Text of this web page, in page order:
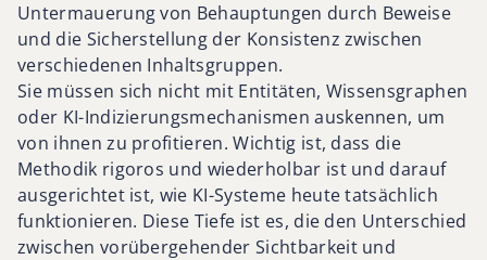
Untermauerung von Behauptungen durch Beweise
und die Sicherstellung der Konsistenz zwischen
verschiedenen Inhaltsgruppen.
Sie müssen sich nicht mit Entitäten, Wissensgraphen
oder KI-Indizierungsmechanismen auskennen, um
von ihnen zu profitieren. Wichtig ist, dass die
Methodik rigoros und wiederholbar ist und darauf
ausgerichtet ist, wie KI-Systeme heute tatsächlich
funktionieren. Diese Tiefe ist es, die den Unterschied
zwischen vorübergehender Sichtbarkeit und